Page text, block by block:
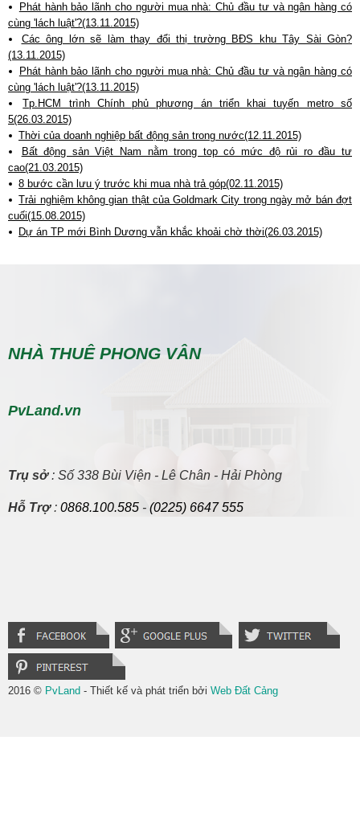
Phát hành bảo lãnh cho người mua nhà: Chủ đầu tư và ngân hàng có
cùng 'lách luật'?(13.11.2015)
Các ông lớn sẽ làm thay đổi thị trường BĐS khu Tây Sài Gòn?
(13.11.2015)
Phát hành bảo lãnh cho người mua nhà: Chủ đầu tư và ngân hàng có
cùng 'lách luật'?(13.11.2015)
Tp.HCM trình Chính phủ phương án triển khai tuyến metro số
5(26.03.2015)
Thời của doanh nghiệp bất động sản trong nước(12.11.2015)
Bất động sản Việt Nam nằm trong top có mức độ rủi ro đầu tư
cao(21.03.2015)
8 bước cần lưu ý trước khi mua nhà trả góp(02.11.2015)
Trải nghiệm không gian thật của Goldmark City trong ngày mở bán đợt
cuối(15.08.2015)
Dự án TP mới Bình Dương vẫn khắc khoải chờ thời(26.03.2015)
NHÀ THUÊ PHONG VÂN
PvLand.vn
Trụ sở: Số 338 Bùi Viện - Lê Chân - Hải Phòng
Hỗ Trợ: 0868.100.585 - (0225) 6647 555
2016 © PvLand - Thiết kế và phát triển bởiWeb Đất Cảng